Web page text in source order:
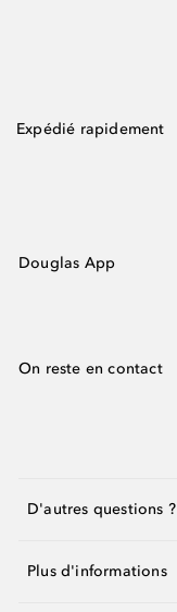
Expédié rapidement
Douglas App
On reste en contact
D'autres questions ?
Plus d'informations